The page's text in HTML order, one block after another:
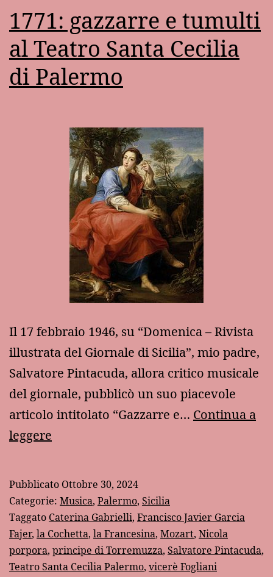
1771: gazzarre e tumulti
al Teatro Santa Cecilia
di Palermo
Il 17 febbraio 1946, su “Domenica – Rivista
illustrata del Giornale di Sicilia”, mio padre,
Salvatore Pintacuda, allora critico musicale
del giornale, pubblicò un suo piacevole
articolo intitolato “Gazzarre e… Continua a
leggere
tumulti
al
Teatro
Santa
Pubblicato Ottobre 30, 2024
Categorie: Musica, Palermo, Sicilia
Taggato Caterina Gabrielli, Francisco Javier Garcia
Fajer, la Cochetta, la Francesina, Mozart, Nicola
porpora, principe di Torremuzza, Salvatore Pintacuda,
Teatro Santa Cecilia Palermo, vicerè Fogliani